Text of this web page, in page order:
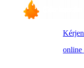
online